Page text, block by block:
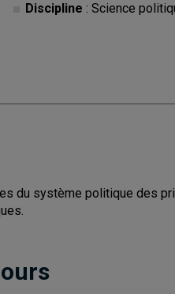
Discipline : Science
du système politique des